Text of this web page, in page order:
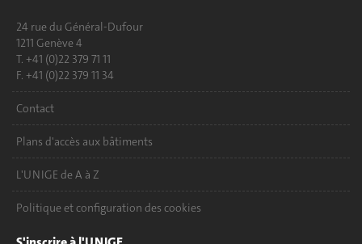
24 rue du Général-Dufour
1211 Genève 4
T. +41 (0)22 379 71 11
F. +41 (0)22 379 11 34
Contact
Plans d'accès aux bâtiments
L'UNIGE de A à Z
Politique et configuration des cookies